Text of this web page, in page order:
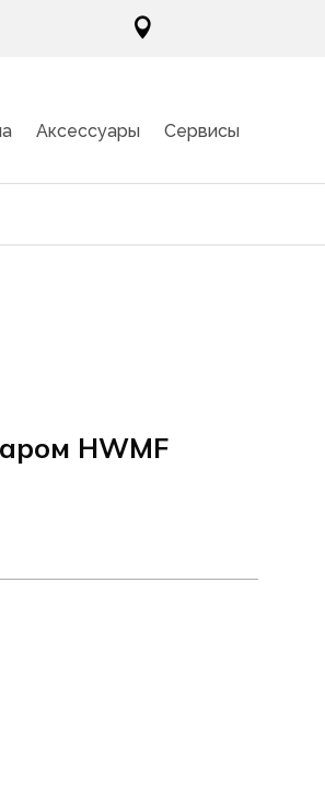

Аксессуары Сервисы
»Стиральные машины
HWMF